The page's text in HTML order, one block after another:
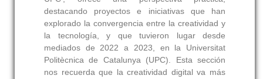
destacando proyectos e iniciativas que han
explorado la convergencia entre la creatividad y
la tecnología, y que tuvieron lugar desde
mediados de 2022 a 2023, en la Universitat
Politècnica de Catalunya (UPC). Esta sección
nos recuerda que la creatividad digital va más